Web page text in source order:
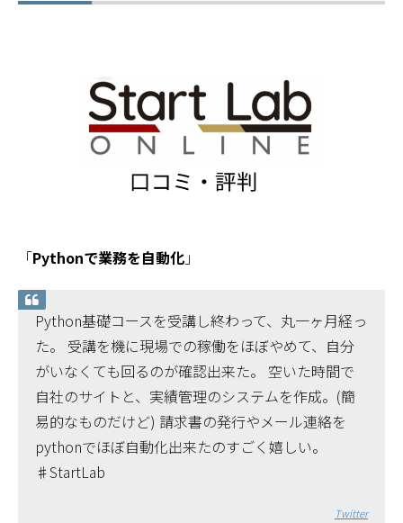
「Pythonで業務を自動化 」
Python基礎コースを受講し終わって、丸一ヶ月経っ
た。 受講を機に現場での稼働をほぼやめて、自分
がいなくても回るのが確認出来た。 空いた時間で
自社のサイトと、実績管理のシステムを作成。(簡
易的なものだけど) 請求書の発行やメール連絡を
pythonでほぼ自動化出来たのすごく嬉しい。
♯StartLab
Twitter